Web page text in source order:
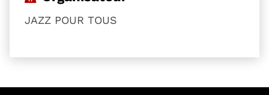
JAZZ POUR TOUS